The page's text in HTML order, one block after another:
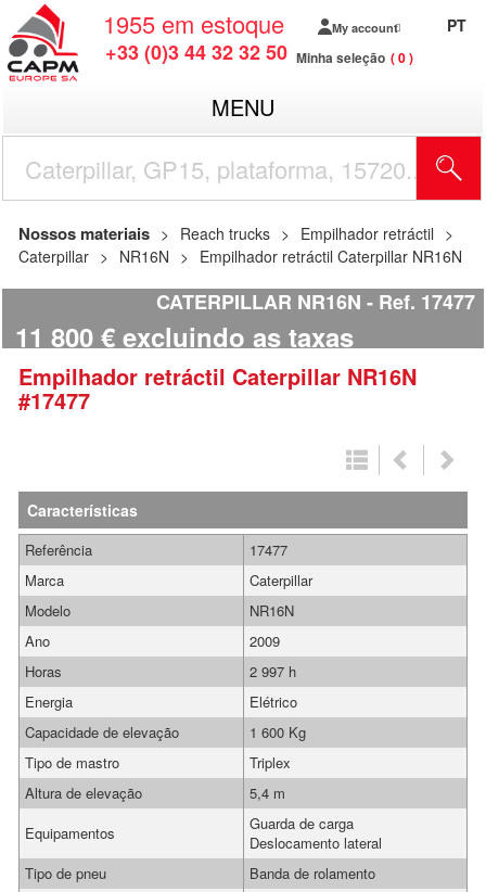
1955 em estoque
+33 (0)3 44 32 32 50
My account
Minha seleção 0
PT
MENU
Nossos materiais Reach trucks
Empilhador retráctil
Caterpillar
NR16N Empilhador retráctil Caterpillar NR16N
CATERPILLAR NR16N Ref. 17477
11 800 € excluindo as taxas
Empilhador retráctil Caterpillar NR16N
#17477
Características
Referência
17477
Marca
Caterpillar
Modelo
NR16N
Ano
2009
Horas
2 997 h
Energia
Elétrico
Capacidade de elevação
1 600 Kg
Tipo de mastro
Triplex
Altura de elevação
5,4 m
Equipamentos
Guarda de carga
Deslocamento lateral
Tipo de pneu
Banda de rolamento